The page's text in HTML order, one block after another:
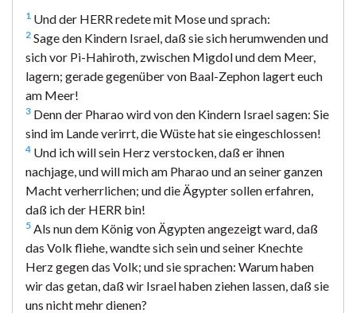
1 Und der HERR redete mit Mose und sprach:
2 Sage den Kindern Israel, daß sie sich herumwenden und
sich vor Pi-Hahiroth, zwischen Migdol und dem Meer,
lagern; gerade gegenüber von Baal-Zephon lagert euch
am Meer!
3 Denn der Pharao wird von den Kindern Israel sagen: Sie
sind im Lande verirrt, die Wüste hat sie eingeschlossen!
4 Und ich will sein Herz verstocken, daß er ihnen
nachjage, und will mich am Pharao und an seiner ganzen
Macht verherrlichen; und die Ägypter sollen erfahren,
daß ich der HERR bin!
5 Als nun dem König von Ägypten angezeigt ward, daß
das Volk fliehe, wandte sich sein und seiner Knechte
Herz gegen das Volk; und sie sprachen: Warum haben
wir das getan, daß wir Israel haben ziehen lassen, daß sie
uns nicht mehr dienen?